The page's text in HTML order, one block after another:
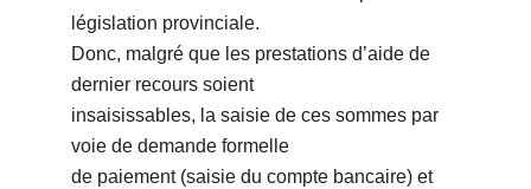
législation provinciale.
Donc, malgré que les prestations d’aide de
dernier recours soient
insaisissables, la saisie de ces sommes par
voie de demande formelle
de paiement (saisie du compte bancaire) et